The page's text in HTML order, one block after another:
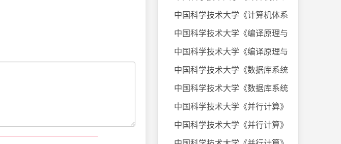
中国科学技术大学《计算机体系结构
中国科学技术大学《编译原理与技术
中国科学技术大学《编译原理与技术
中国科学技术大学《数据库系统及应
中国科学技术大学《数据库系统及应
中国科学技术大学《并行计算》考试
中国科学技术大学《并行计算》考试